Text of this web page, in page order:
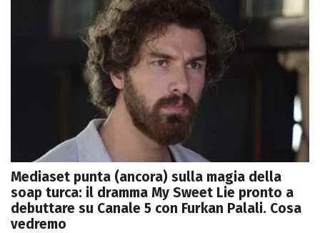
Mediaset punta (ancora) sulla magia della
soap turca: il dramma My Sweet Lie pronto a
debuttare su Canale 5 con Furkan Palali. Cosa
vedremo